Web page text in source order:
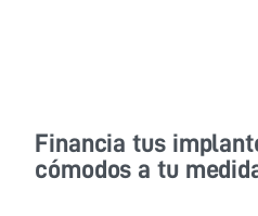
Financia tus
cómodos a tu